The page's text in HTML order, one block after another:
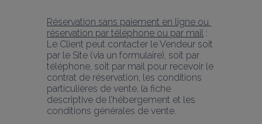
Réservation sans paiement en ligne ou
réservation par téléphone ou par mail :
Le Client peut contacter le Vendeur soit
par le Site (via un formulaire), soit par
téléphone, soit par mail pour recevoir le
contrat de réservation, les conditions
particulières de vente, la fiche
descriptive de l’hébergement et les
conditions générales de vente.